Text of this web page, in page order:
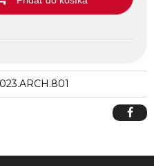
023.ARCH.801